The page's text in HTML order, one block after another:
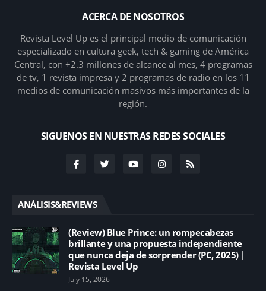
ACERCA DE NOSOTROS
Revista Level Up es el principal medio de comunicación
especializado en cultura geek, tech & gaming de América
Central, con +2.3 millones de alcance al mes, 4 programas
de tv, 1 revista impresa y 2 programas de radio en los 11
medios de comunicación masivos más importantes de la
región.
SIGUENOS EN NUESTRAS REDES SOCIALES
ANÁLISIS&REVIEWS
(Review) Blue Prince: un rompecabezas
brillante y una propuesta independiente
que nunca deja de sorprender (PC, 2025) |
Revista Level Up
July 15, 2026